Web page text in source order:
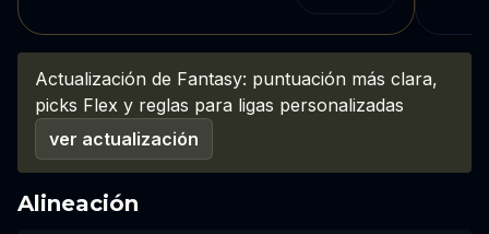
Actualización de Fantasy: puntuación más clara,
picks Flex y reglas para ligas personalizadas
ver actualización
Alineación